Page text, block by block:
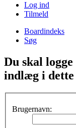
Log ind
Tilmeld
Boardindeks
Søg
Du skal
indlæg i
Brugernavn: